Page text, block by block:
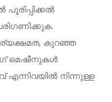
പൂരിപ്പിക്കൽ
കുറഞ്ഞ
മെഷീനുകൾ
നിന്നുള്ള